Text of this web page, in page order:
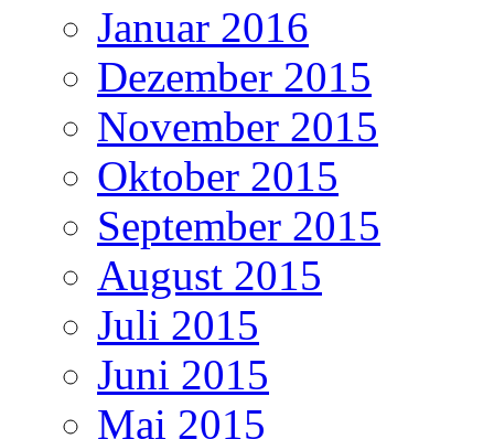
Januar 2016
Dezember 2015
November 2015
Oktober 2015
September 2015
August 2015
Juli 2015
Juni 2015
Mai 2015